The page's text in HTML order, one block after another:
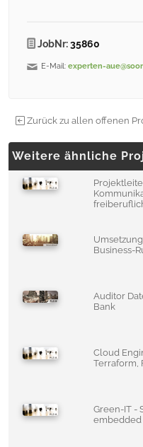
JobNr:35860
E-Mail: experten-
Zurück zu allen offenen
Weitere ähnliche
Business-
Auditor
Bank
Cloud
Terraform,
Green-IT -
embedded